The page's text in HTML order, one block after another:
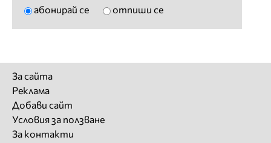
абонирай се отпиши се
За сайта
Реклама
Добави сайт
Условия за ползване
За контакти